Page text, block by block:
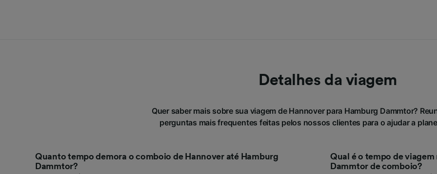
Detalhes da viagem
Quer saber mais sobre sua viagem de Hannover para Hamburg Dammtor?
perguntas mais frequentes feitas pelos nossos clientes para o ajudar a
Quanto tempo demora o comboio de Hannover até Hamburg
Dammtor?
Qual é o tempo de
Dammtor de comboio?